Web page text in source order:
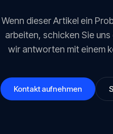
Wenn dieser Artikel ein
arbeiten, schicken Sie
wir antworten mit einem
Kontakt aufnehmen